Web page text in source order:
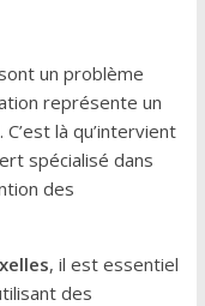
un problème
représente un
là qu’intervient
spécialisé dans
des
, il est essentiel
des